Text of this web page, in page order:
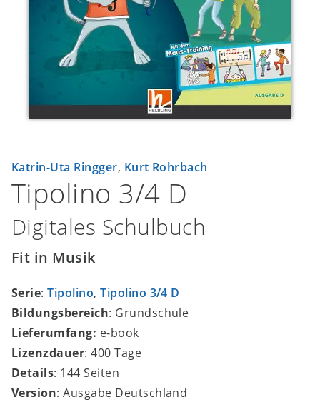
Katrin-Uta Ringger, Kurt Rohrbach
Tipolino 3/4 D
Digitales Schulbuch
Fit in Musik
Serie:Tipolino,Tipolino 3/4 D
Bildungsbereich: Grundschule
Lieferumfang: e-book
Lizenzdauer: 400 Tage
Details: 144 Seiten
Version: Ausgabe Deutschland